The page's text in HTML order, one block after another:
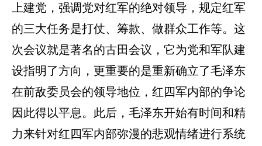
上建党，强调党对红军的绝对领导，规定红军
的三大任务是打仗、筹款、做群众工作等。这
次会议就是著名的古田会议，它为党和军队建
设指明了方向，更重要的是重新确立了毛泽东
在前敌委员会的领导地位，红四军内部的争论
因此得以平息。此后，毛泽东开始有时间和精
力来针对红四军内部弥漫的悲观情绪进行系统